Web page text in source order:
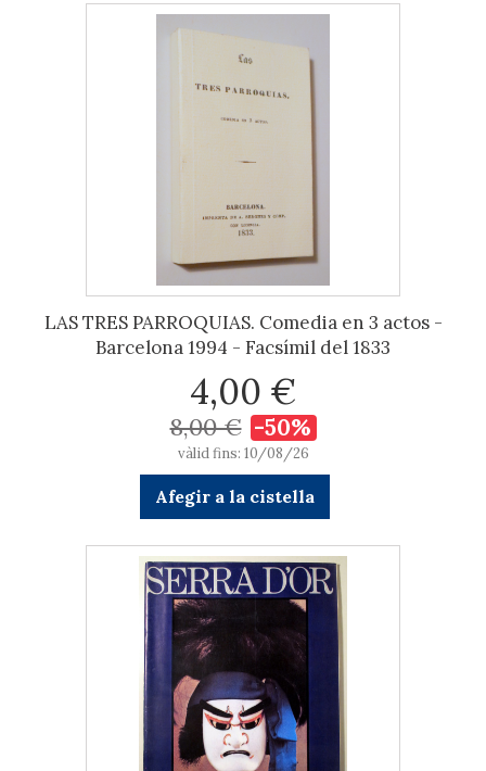
LAS TRES PARROQUIAS. Comedia en 3 actos -
Barcelona 1994 - Facsímil del 1833
4,00 €
8,00 € -50%
vàlid fins: 10/08/26
Afegir a la cistella